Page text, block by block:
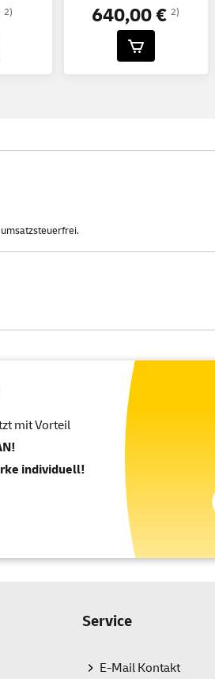
2) 640,00 €2)
mit Vorteil
individuell!
Service
E-Mail Kontakt